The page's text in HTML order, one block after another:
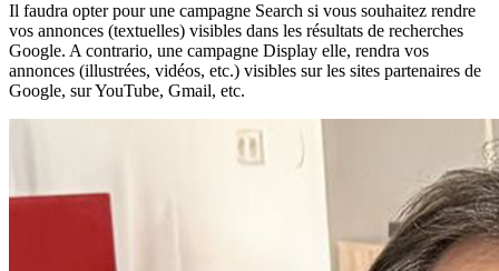
Il faudra opter pour une campagne Search si vous souhaitez rendre
vos annonces (textuelles) visibles dans les résultats de recherches
Google. A contrario, une campagne Display elle, rendra vos
annonces (illustrées, vidéos, etc.) visibles sur les sites partenaires de
Google, sur YouTube, Gmail, etc.